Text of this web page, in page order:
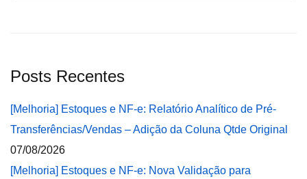
Posts Recentes
[Melhoria] Estoques e NF-e: Relatório Analítico de Pré-
Transferências/Vendas – Adição da Coluna Qtde Original
07/08/2026
[Melhoria] Estoques e NF-e: Nova Validação para